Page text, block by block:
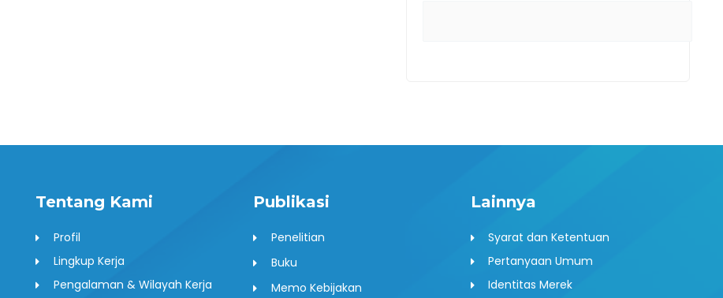
Tentang Kami
Profil
Lingkup Kerja
Pengalaman & Wilayah Kerja
Publikasi
Penelitian
Buku
Memo Kebijakan
Lainnya
Syarat dan Ketentuan
Pertanyaan Umum
Identitas Merek